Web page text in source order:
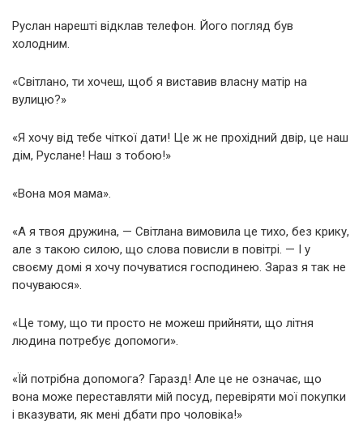
Руслан нарешті відклав телефон. Його погляд був
холодним.
«Світлано, ти хочеш, щоб я виставив власну матір на
вулицю?»
«Я хочу від тебе чіткої дати! Це ж не прохідний двір, це наш
дім, Руслане! Наш з тобою!»
«Вона моя мама».
«А я твоя дружина, — Світлана вимовила це тихо, без крику,
але з такою силою, що слова повисли в повітрі. — І у
своєму домі я хочу почуватися господинею. Зараз я так не
почуваюся».
«Це тому, що ти просто не можеш прийняти, що літня
людина потребує допомоги».
«Їй потрібна допомога? Гаразд! Але це не означає, що
вона може переставляти мій посуд, перевіряти мої покупки
і вказувати, як мені дбати про чоловіка!»